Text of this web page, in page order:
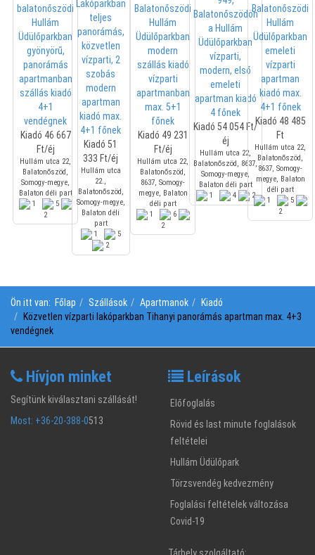
balatonőszödi
Hullám
Üdülőparkban
gyönyörű,
panorámás
apartmanban
szállás kiadó
4+1
vendégnek
Kiadó 46 667
Ft/éj
Hullám utca 22,
Balatonőszöd,
Somogy-megye,
Balaton déli part
1
5
2
Lakóparkban
teljes
panorámás,
közvetlen
vízparti, 2
szobás
modern
apartman
kiadó max.
4+1 főnek
Kiadó51
333 Ft/éj
Hullám utca
22.,
Balatonőszöd,
Somogy-megye,
Balaton déli
part
1
5
2
Balatonőszödi
Hullám
Üdülőparkban
modern
szállás kiadó
vízparti
apartmanban
max. 5+1
főnek
Kiadó 49 231
Ft/éj
Hullám utca 22,
Balatonőszöd,
8637, Somogy-
megye, Balaton
déli part
1
6
2
Balatonőszödön
a Hullám
Üdülőparkban
vízparti,
modern, első
emeleti
apartman kiadó
4 főnek
Kiadó54 054 Ft/
éj
Hullám utca 22,
Balatonőszöd, 8637,
Somogy-megye,
Balaton déli part
1
4 2
Balatonőszödi
Hullám
Üdülőparkban
emeleti
vízparti
apartman
kiadó max.
4+1 főnek
Kiadó 48 485
Ft
Hullám utca 22,
Balatonőszöd,
8637, Somogy-
megye, Balaton
déli part
1
5
2
Ön itt van: Főlap Szállások Apartmanok
Kiadó
Közvetlen vízparti lakóparkban Tihanyi panorámás apartman max. 4+3
vendégnek
Hívjon minket
Segítünk kiválasztani szállását!
Most: +36-20-388-0513
Leírások
Előfoglalás
Rövid és last minute foglalások
feltételei
Hullám Üdülőpark
Törzsvendég kedvezmény
Foglalási feltételek változása
Covid-19
Tárhely szolgáltató: